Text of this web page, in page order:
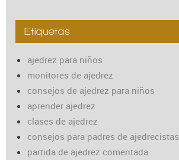
Etiquetas
ajedrez para niños
monitores de ajedrez
consejos de ajedrez para niños
aprender ajedrez
clases de ajedrez
consejos para padres de ajedrecistas
partida de ajedrez comentada